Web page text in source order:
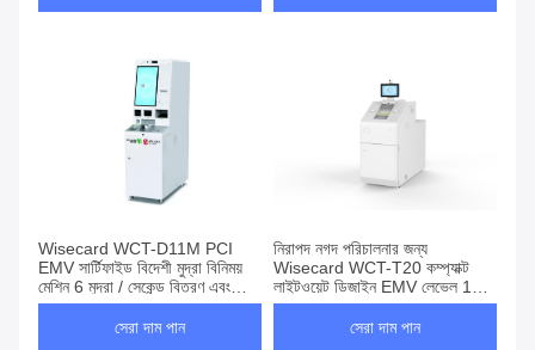
Wisecard WCT-D11M PCI
EMV সার্টিফাইড বিদেশী মুদ্রা বিনিময়
মেশিন 6 মুদ্রা / সেকেন্ড বিতরণ এবং
বহুভাষী পরিষেবা সহ
সেরা দাম পান
নিরাপদ নগদ পরিচালনার জন্য
Wisecard WCT-T20 কম্প্যাক্ট
লাইটওয়েট ডিজাইন EMV লেভেল 1
সার্টিফাইড টেলার ক্যাশ রিসাইক্লার মেশিন
সেরা দাম পান